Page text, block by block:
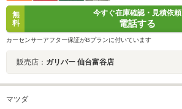
無
料
今すぐ在庫確認・見積依頼
電話する
カーセンサーアフター保証がBプランに付いています
販売店： ガリバー 仙台富谷店
マツダ